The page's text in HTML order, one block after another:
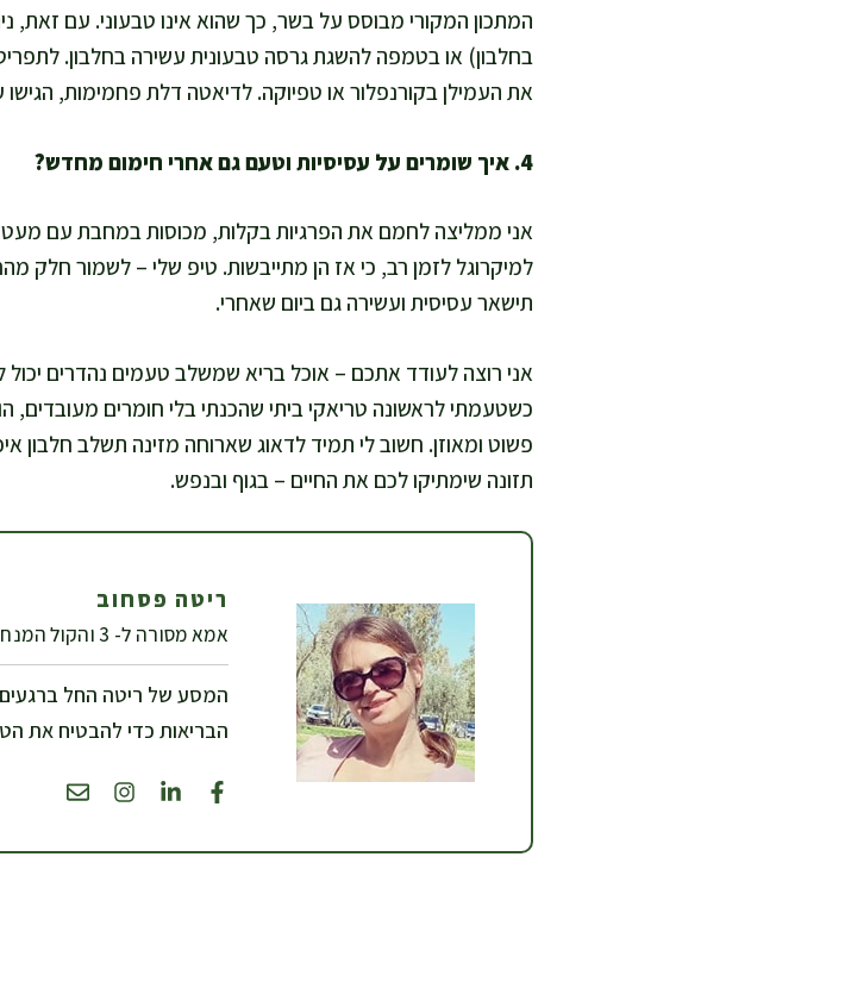
המתכון המקורי מבוסס על בשר, כך שהוא אינו טבעוני. עם זאת,
בחלבון) או בטמפה להשגת גרסה טבעונית עשירה בחלבון. לתפריט
את העמילן בקורנפלור או טפיוקה. לדיאטה דלת פחמימות,
4. איך שומרים על עסיסיות וטעם גם אחרי חימום מחדש?
אני ממליצה לחמם את הפרגיות בקלות, מכוסות במחבת עם מעט
למיקרוגל לזמן רב, כי אז הן מתייבשות. טיפ שלי – לשמור חלק
תישאר עסיסית ועשירה גם ביום שאחרי.
אני רוצה לעודד אתכם – אוכל בריא שמשלב טעמים נהדרים יכול
כשטעמתי לראשונה טריאקי ביתי שהכנתי בלי חומרים
פשוט ומאוזן. חשוב לי תמיד לדאוג שארוחה מזינה תשלב חלבון
תזונה שימתיקו לכם את החיים – בגוף ובנפש.
ריטה פסחוב
אמא מסורה ל- 3 והקול המנחה של אתר נוטרי-מאיה
המסע של ריטה החל
הבריאות כדי להבטיח את